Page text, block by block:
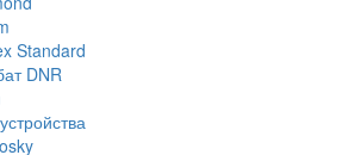
Standard
DNR